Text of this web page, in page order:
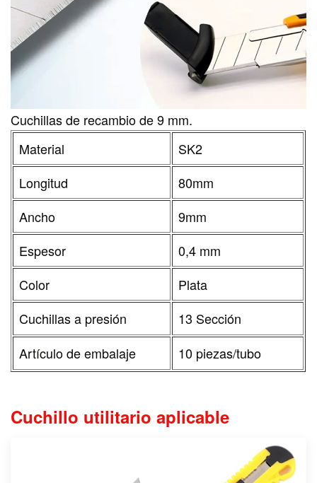
Cuchillas de recambio de 9 mm.
Material
SK2
Longitud
80mm
Ancho
9mm
Espesor
0,4 mm
Color
Plata
Cuchillas a presión
13 Sección
Artículo de embalaje
10 piezas/tubo
Cuchillo utilitario aplicable